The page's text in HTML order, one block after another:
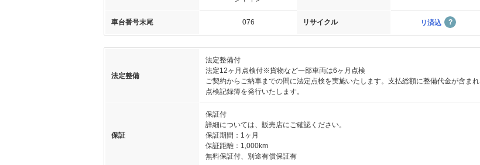
車台番号末尾 076 リサイクル リ済込
法定整備
法定整備付
法定12ヶ月点検付※貨物など一部車両は6ヶ月点検
ご契約からご納車までの間に法定点検を実施いたします。支払総額に整備代金が含まれ
点検記録簿を発行いたします。
保証
保証付
詳細については、販売店にご確認ください。
保証期間：1ヶ月
保証距離：1,000km
無料保証付、別途有償保証有